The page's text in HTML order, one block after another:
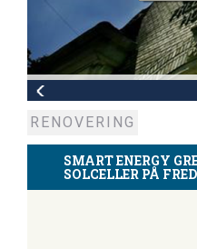
RENOVERING
SMART ENERGY
SOLCELLER PÅ